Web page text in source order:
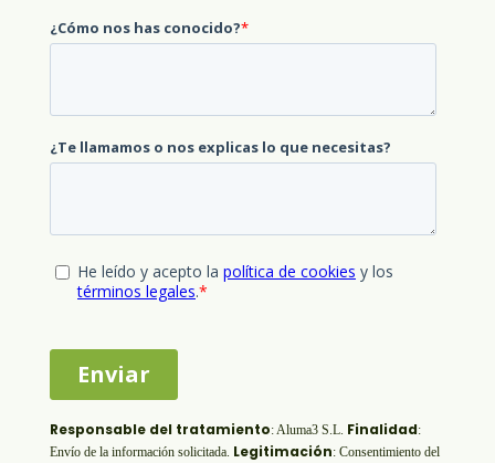
Responsable del tratamiento:Aluma3 S.L. Finalidad:
Envío de la información solicitada. Legitimación: Consentimiento del